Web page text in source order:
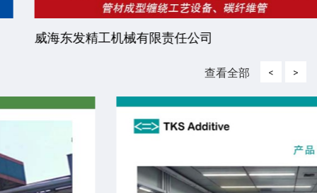
威海东发精工机械有限责任公司
查看全部 < >